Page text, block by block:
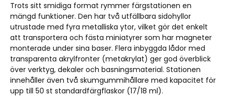
Trots sitt smidiga format rymmer färgstationen en
mängd funktioner. Den har två utfällbara sidohyllor
utrustade med fyra metalliska ytor, vilket gör det enkelt
att transportera och fästa miniatyrer som har magneter
monterade under sina baser. Flera inbyggda lådor med
transparenta akrylfronter (metakrylat) ger god överblick
över verktyg, dekaler och basningsmaterial. Stationen
innehåller även två skumgummihållare med kapacitet för
upp till 50 st standardfärgflaskor (17/18 ml).